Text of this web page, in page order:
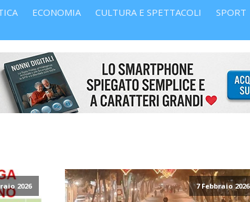
ECONOMIA CULTURA E SPETTACOLI SPORT
2026 7 Febbraio 2026